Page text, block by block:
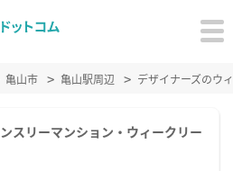
亀山市 亀山駅周辺 デザイナーズのウ
スリーマンション・ウィークリー